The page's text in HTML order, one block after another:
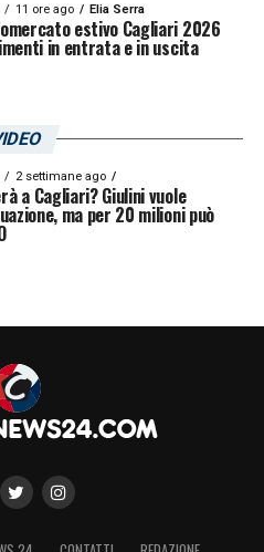
11 ore ago Elia Serra
estivo Cagliari 2026
in entrata e in uscita
2 settimane ago
a Cagliari? Giulini vuole
ma per 20 milioni può